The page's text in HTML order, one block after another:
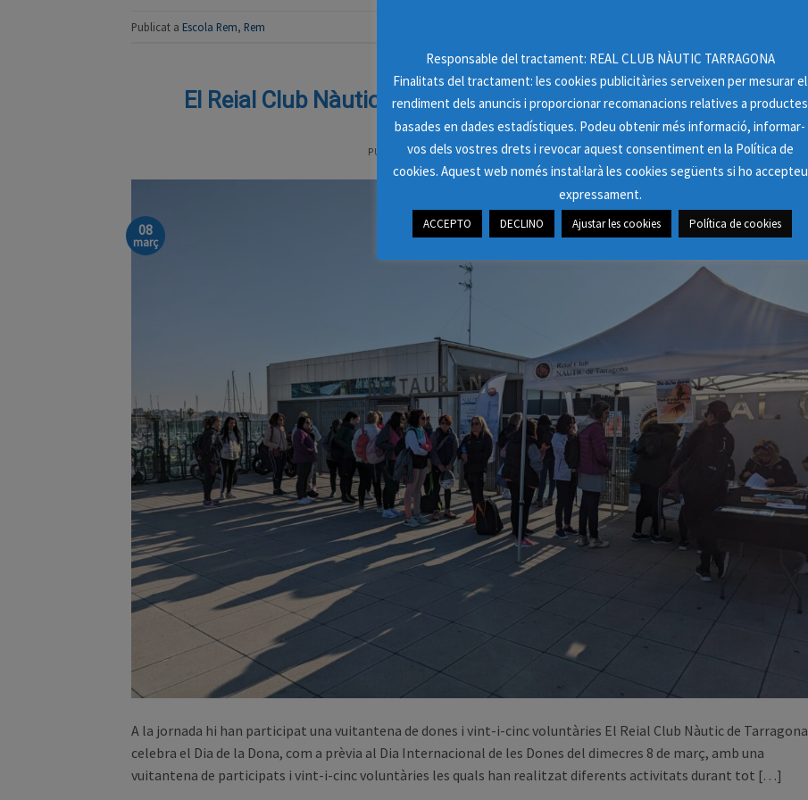
Publicat a Escola Rem, Rem
ALTRES ACTIVITATS SOCIAL
El Reial Club Nàutic de Tarragona celebra el Dia de la Dona
PUBLICAT A8 DE MARÇ DE 2023PERDÍDAC BRU
08
març
A la jornada hi han participat una vuitantena de dones i vint-i-cinc voluntàries El Reial Club Nàutic de Tarragona
celebra el Dia de la Dona, com a prèvia al Dia Internacional de les Dones del dimecres 8 de març, amb una
vuitantena de participats i vint-i-cinc voluntàries les quals han realitzat diferents activitats durant tot […]
Responsable del tractament: REAL CLUB NÀUTIC TARRAGONA
Finalitats del tractament: les cookies publicitàries serveixen per mesurar el
rendiment dels anuncis i proporcionar recomanacions relatives a productes
basades en dades estadístiques. Podeu obtenir més informació, informar-
vos dels vostres drets i revocar aquest consentiment en la Política de
cookies. Aquest web només instal·larà les cookies següents si ho accepteu
expressament.
ACCEPTO DECLINO Ajustar les cookies Política de cookies